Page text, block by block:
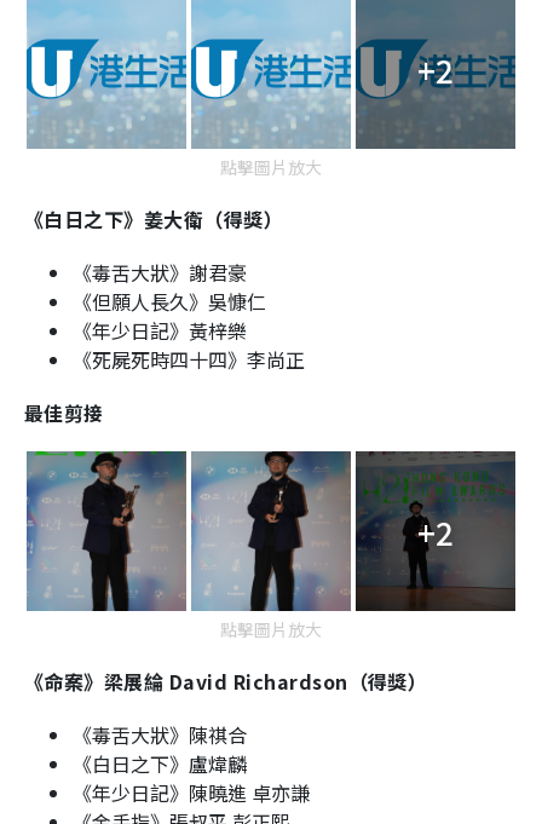
+2
點擊圖片放大
《白日之下》姜大衛（得獎）
《毒舌大狀》謝君豪
《但願人長久》吳慷仁
《年少日記》黃梓樂
《死屍死時四十四》李尚正
最佳剪接
+2
點擊圖片放大
《命案》梁展綸 David Richardson（得獎）
《毒舌大狀》陳祺合
《白日之下》盧煒麟
《年少日記》陳曉進 卓亦謙